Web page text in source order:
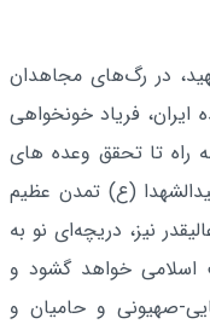
در رگ‌های مجاهدان
فریاد خونخواهی
راه تا تحقق وعده های
(ع) تمدن عظیم
نیز، دریچه‌ای نو به
اسلامی خواهد گشود و
صهیونی و حامیان و